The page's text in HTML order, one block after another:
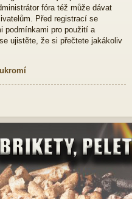
fóra též může dávat
Před registrací se
podmínkami pro použití a
ujistěte, že si přečtete jakákoliv